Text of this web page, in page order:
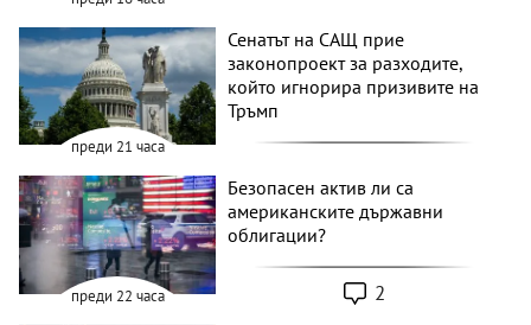
преди 21 часа
Сенатът на САЩ прие
законопроект за разходите,
който игнорира призивите на
Тръмп
преди 22 часа
Безопасен актив ли са
американските държавни
облигации?
2